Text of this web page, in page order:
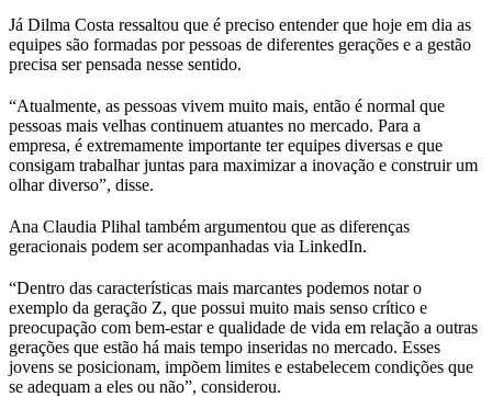
Já Dilma Costa ressaltou que é preciso entender que hoje em dia as
equipes são formadas por pessoas de diferentes gerações e a gestão
precisa ser pensada nesse sentido.
“Atualmente, as pessoas vivem muito mais, então é normal que
pessoas mais velhas continuem atuantes no mercado. Para a
empresa, é extremamente importante ter equipes diversas e que
consigam trabalhar juntas para maximizar a inovação e construir um
olhar diverso”, disse.
Ana Claudia Plihal também argumentou que as diferenças
geracionais podem ser acompanhadas via LinkedIn.
“Dentro das características mais marcantes podemos notar o
exemplo da geração Z, que possui muito mais senso crítico e
preocupação com bem-estar e qualidade de vida em relação a outras
gerações que estão há mais tempo inseridas no mercado. Esses
jovens se posicionam, impõem limites e estabelecem condições que
se adequam a eles ou não”, considerou.